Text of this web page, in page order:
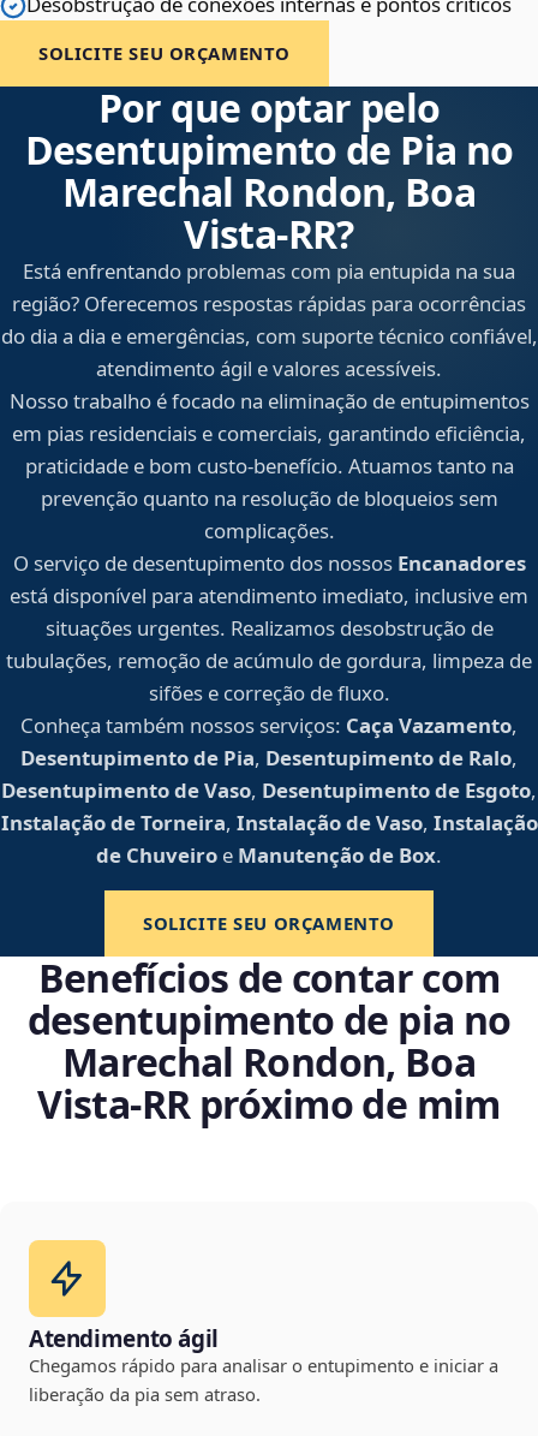
SOLICITE SEU ORÇAMENTO
Por que optar pelo
Desentupimento de Pia no
Marechal Rondon, Boa
Vista‑RR?
Está enfrentando problemas com pia entupida na sua
região? Oferecemos respostas rápidas para ocorrências
do dia a dia e emergências, com suporte técnico confiável,
atendimento ágil e valores acessíveis.
Nosso trabalho é focado na eliminação de entupimentos
em pias residenciais e comerciais, garantindo eficiência,
praticidade e bom custo-benefício. Atuamos tanto na
prevenção quanto na resolução de bloqueios sem
complicações.
O serviço de desentupimento dos nossos Encanadores
está disponível para atendimento imediato, inclusive em
situações urgentes. Realizamos desobstrução de
tubulações, remoção de acúmulo de gordura, limpeza de
sifões e correção de fluxo.
Conheça também nossos serviços: Caça Vazamento,
Desentupimento de Pia, Desentupimento de Ralo,
Desentupimento de Vaso, Desentupimento de Esgoto,
Instalação de Torneira, Instalação de Vaso, Instalação
de Chuveiro e Manutenção de Box.
SOLICITE SEU ORÇAMENTO
Benefícios de contar com
desentupimento de pia no
Marechal Rondon, Boa
Vista‑RR próximo de mim
Atendimento ágil
Chegamos rápido para analisar o entupimento e iniciar a
liberação da pia sem atraso.